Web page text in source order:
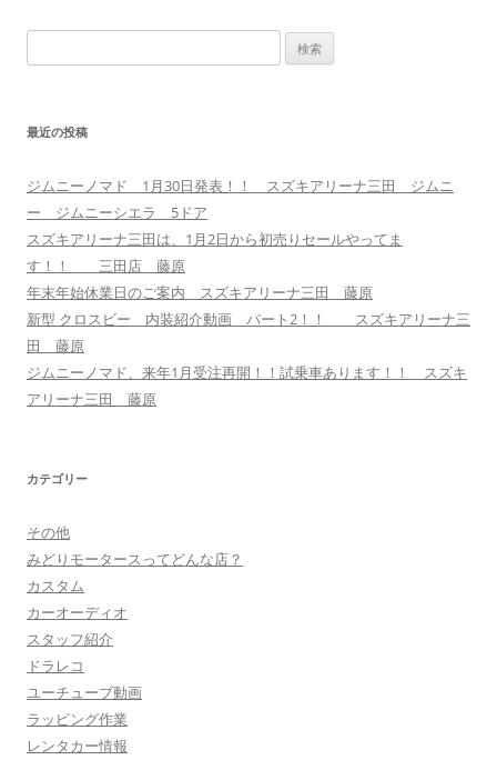
索:
最近の投稿
ジムニーノマド 1月30日発表！！ スズキアリーナ三田 ジムニ
ー ジムニーシエラ 5ドア
スズキアリーナ三田は、1月2日から初売りセールやってま
す！！ 三田店 藤原
年末年始休業日のご案内 スズキアリーナ三田 藤原
新型 クロスビー 内装紹介動画 パート2！！ スズキアリーナ三
田 藤原
ジムニーノマド、来年1月受注再開！！試乗車あります！！ スズキ
アリーナ三田 藤原
カテゴリー
その他
みどりモータースってどんな店？
カスタム
カーオーディオ
スタッフ紹介
ドラレコ
ユーチューブ動画
ラッピング作業
レンタカー情報